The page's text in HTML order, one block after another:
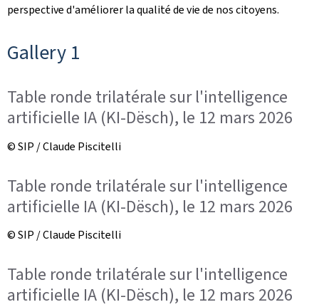
perspective d'améliorer la qualité de vie de nos citoyens.
Gallery 1
Table ronde trilatérale sur l'intelligence
artificielle IA (KI-Dësch), le 12 mars 2026
© SIP / Claude Piscitelli
Table ronde trilatérale sur l'intelligence
artificielle IA (KI-Dësch), le 12 mars 2026
© SIP / Claude Piscitelli
Table ronde trilatérale sur l'intelligence
artificielle IA (KI-Dësch), le 12 mars 2026